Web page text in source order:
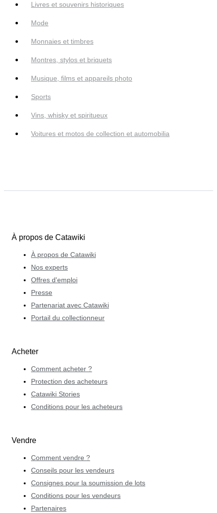
Livres et souvenirs historiques
Mode
Monnaies et timbres
Montres, stylos et briquets
Musique, films et appareils photo
Sports
Vins, whisky et spiritueux
Voitures et motos de collection et automobilia
À propos de Catawiki
À propos de Catawiki
Nos experts
Offres d'emploi
Presse
Partenariat avec Catawiki
Portail du collectionneur
Acheter
Comment acheter ?
Protection des acheteurs
Catawiki Stories
Conditions pour les acheteurs
Vendre
Comment vendre ?
Conseils pour les vendeurs
Consignes pour la soumission de lots
Conditions pour les vendeurs
Partenaires